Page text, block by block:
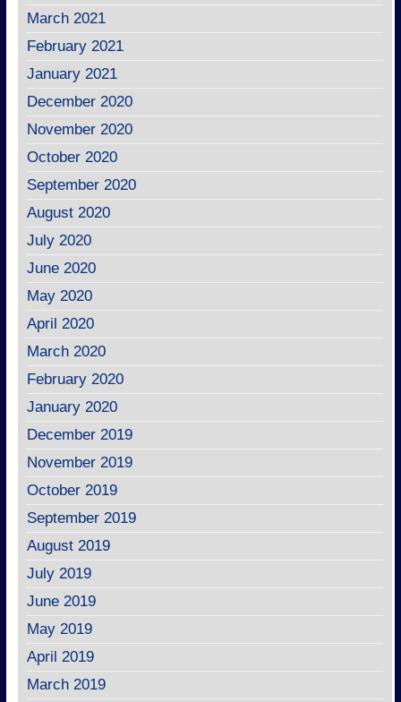
March 2021
February 2021
January 2021
December 2020
November 2020
October 2020
September 2020
August 2020
July 2020
June 2020
May 2020
April 2020
March 2020
February 2020
January 2020
December 2019
November 2019
October 2019
September 2019
August 2019
July 2019
June 2019
May 2019
April 2019
March 2019